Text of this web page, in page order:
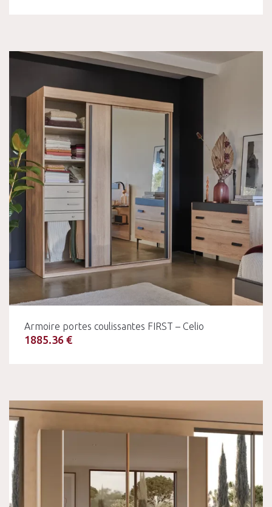
Armoire portes coulissantes FIRST – Celio
1885.36 €